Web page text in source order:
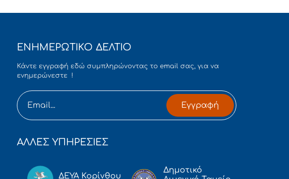
ΕΝΗΜΕΡΩΤΙΚΟ ΔΕΛΤΙΟ
Κάντε εγγραφή εδώ συμπληρώνοντας το email σας, για να
ενημερώνεστε !
Εγγραφή
ΑΛΛΕΣ ΥΠΗΡΕΣΙΕΣ
ΔΕΥΑ Κορίνθου
Δημοτικό